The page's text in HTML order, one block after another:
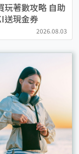
玩著數攻略 自助
送現金券
2026.08.03